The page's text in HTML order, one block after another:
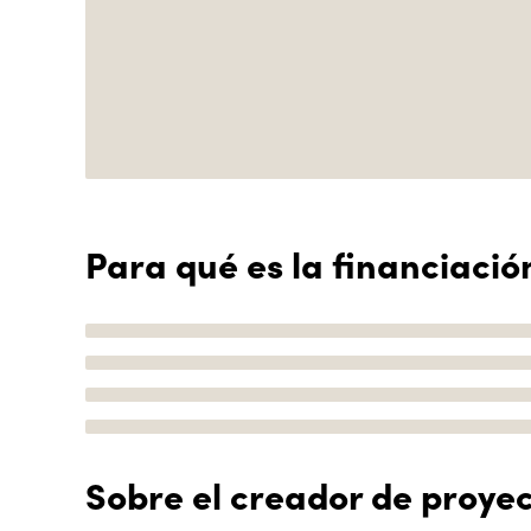
Para qué es la
Sobre el creador de